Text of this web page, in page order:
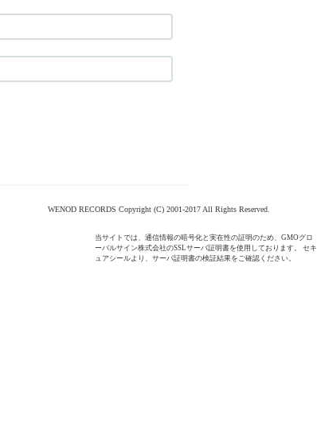
WENOD RECORDS Copyright (C) 2001-2017 All Rights Reserved.
当サイトでは、通信情報の暗号化と実在性の証明のため、GMOグロ
ーバルサイン株式会社のSSLサーバ証明書を使用しております。 セキ
ュアシールより、サーバ証明書の検証結果をご確認ください。